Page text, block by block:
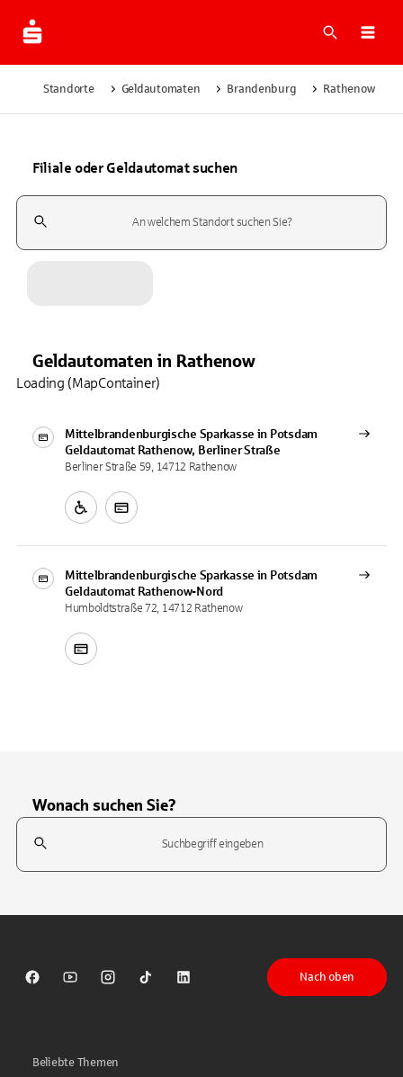
Suche
Standorte Geldautomaten Brandenburg Rathenow
Filiale oder Geldautomat suchen
Suchfeld
Geldautomaten in Rathenow
Mittelbrandenburgische Sparkasse in Potsdam
Geldautomat Rathenow, Berliner Straße
Berliner Straße 59, 14712 Rathenow
Mittelbrandenburgische Sparkasse in Potsdam
Geldautomat Rathenow-Nord
Humboldtstraße 72, 14712 Rathenow
Loading (MapContainer)
Wonach suchen Sie?
Suchfeld
Sparkasse auf Facebook
Sparkasse auf Youtube
Sparkasse auf Instagram
Sparkasse auf TikTok
Sparkasse auf LinkedIn
Nach oben
Beliebte Themen